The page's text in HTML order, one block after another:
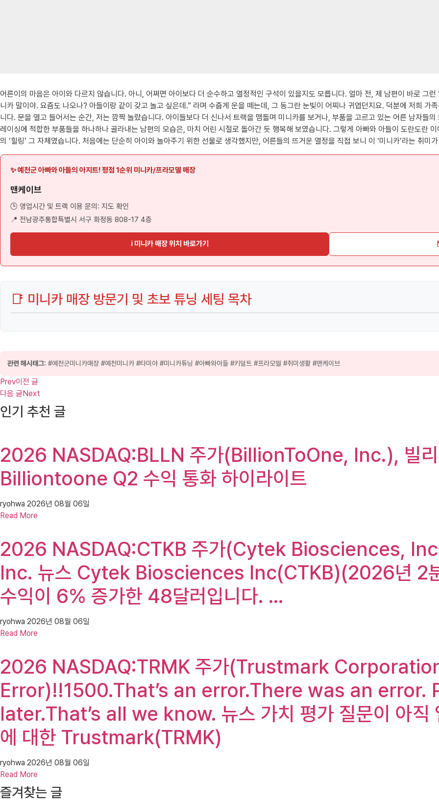
어른이의 마음은 아이와 다르지 않습니다. 아니, 어쩌면 아이보다 더 순수하고 열정적인 구석이 있을지도 모릅니다. 얼마 전, 제 남편이 바로 그
니카 말이야. 요즘도 나오나? 아들이랑 같이 갖고 놀고 싶은데.” 라며 수줍게 운을 떼는데, 그 동그란 눈빛이 어찌나 귀엽던지요. 덕분에 저희 가
니다. 문을 열고 들어서는 순간, 저는 깜짝 놀랐습니다. 아이들보다 더 신나서 트랙을 맴돌며 미니카를 보거나, 부품을 고르고 있는 어른 남자들
레이싱에 적합한 부품들을 하나하나 골라내는 남편의 모습은, 마치 어린 시절로 돌아간 듯 행복해 보였습니다. 그렇게 아빠와 아들이 도란도란
의 ‘힐링’ 그 자체였습니다. 처음에는 단순히 아이와 놀아주기 위한 선물로 생각했지만, 어른들의 뜨거운 열정을 직접 보니 이 ‘미니카’라는 취미
✨ 예천군 아빠와 아들의 아지트! 평점 1순위 미니카/프라모델 매장
맨케이브
🕒 영업시간 및 트랙 이용 문의: 지도 확인
📍 전남광주통합특별시 서구 화정동 808-17 4층
ℹ 미니카 매장 위치 바로가기
📑 미니카 매장 방문기 및 초보 튜닝 세팅 목차
관련 해시태그: #예천군미니카매장 #예천미니카 #타미야 #미니카튜닝 #아빠와아들 #키덜트 #프라모델 #취미생활 #맨케이브
Prev이전 글
다음 글Next
인기 추천 글
2026 NASDAQ:BLLN 주가(BillionToOne, Inc.), 빌리
Billiontoone Q2 수익 통화 하이라이트
ryohwa 2026년 08월 06일
Read More
2026 NASDAQ:CTKB 주가(Cytek Biosciences,
Inc. 뉴스 Cytek Biosciences Inc(CTKB)(2026년 2분
수익이 6% 증가한 48달러입니다. …
ryohwa 2026년 08월 06일
Read More
2026 NASDAQ:TRMK 주가(Trustmark
Error)!!1500.That’s an error.There was an error.
later.That’s all we know. 뉴스 가치 평가 질문이 아직
에 대한 Trustmark(TRMK)
ryohwa 2026년 08월 06일
Read More
즐겨찾는 글